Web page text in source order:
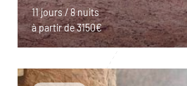
11 jours / 8 nuits
à partir de 3150€